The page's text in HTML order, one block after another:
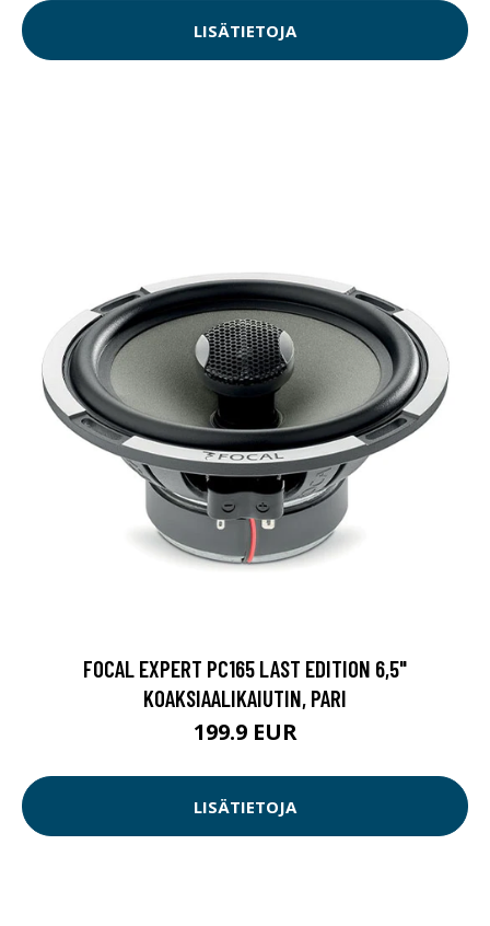
LISÄTIETOJA
FOCAL EXPERT PC165 LAST EDITION 6,5"
KOAKSIAALIKAIUTIN, PARI
199.9 EUR
LISÄTIETOJA